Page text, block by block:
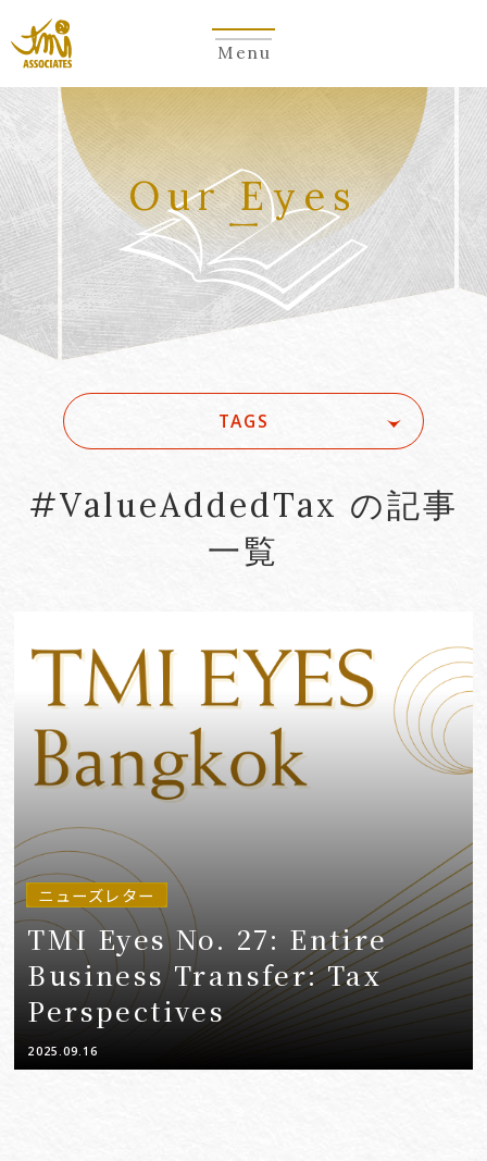
Menu
Our Eyes
TAGS
#Account seizure
#ACRA
#AI
#AI Governance
#AI/IoT
VIEW MORE
#ValueAddedTax の記事
一覧
ニューズレター
TMI Eyes No. 27: Entire
Business Transfer: Tax
Perspectives
2025.09.16